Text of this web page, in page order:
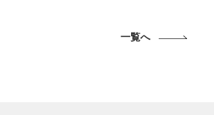
一覧へ